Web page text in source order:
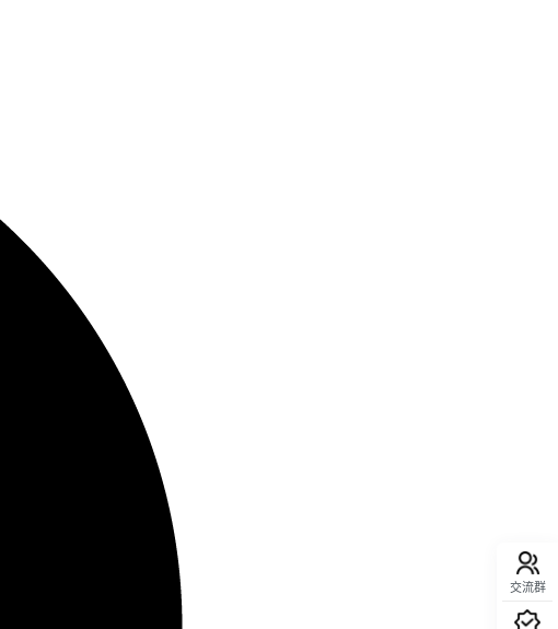
交流群